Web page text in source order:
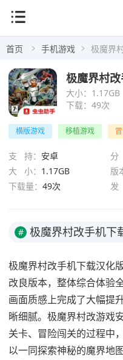
首页 手机游戏 极魔界
大小： 1.17GB
下载： 49次
横版游戏 移植游戏
支 持： 安卓 分
大 小： 1.17GB 版
下载量： 49次 发
# 极魔界村改手机下
极魔界村改手机下载汉化
改良版本，整体综合体验
画面质感上完成了大幅提
晰细腻。极魔界村改游戏
关卡、冒险闯关的过程中
以一同探索神秘的魔界地